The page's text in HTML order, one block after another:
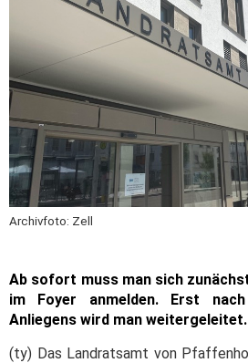
Archivfoto: Zell
Ab sofort muss man sich
im Foyer anmelden. Erst
Anliegens wird man weitergeleitet.
(ty) Das Landratsamt von